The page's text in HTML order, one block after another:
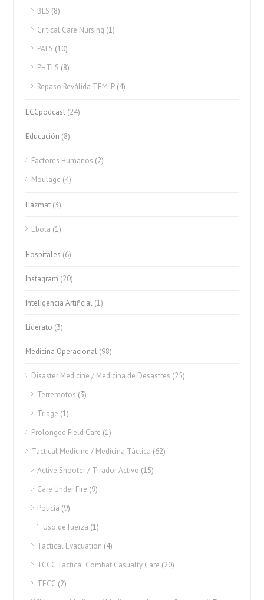
BLS (8)
Critical Care Nursing (1)
PALS (10)
PHTLS (8)
Repaso Reválida TEM-P (4)
ECCpodcast (24)
Educación (8)
Factores Humanos (2)
Moulage (4)
Hazmat (3)
Ebola (1)
Hospitales (6)
Instagram (20)
Inteligencia Artificial (1)
Liderato (3)
Medicina Operacional (98)
Disaster Medicine / Medicina de Desastres (25)
Terremotos (3)
Triage (1)
Prolonged Field Care (1)
Tactical Medicine / Medicina Táctica (62)
Active Shooter / Tirador Activo (15)
Care Under Fire (9)
Policía (9)
Uso de fuerza (1)
Tactical Evacuation (4)
TCCC Tactical Combat Casualty Care (20)
TECC (2)